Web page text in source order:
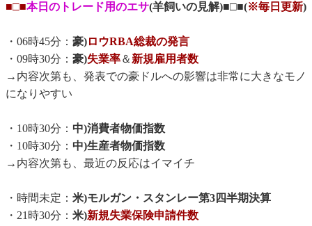
■□■本日のトレード用のエサ(羊飼いの見解)■□■(※毎日更新)
・06時45分： 豪)ロウRBA総裁の発言
・09時30分： 豪)失業率＆新規雇用者数
→内容次第も、発表での豪ドルへの影響は非常に大きなモノ
になりやすい
・10時30分： 中)消費者物価指数
・10時30分： 中)生産者物価指数
→内容次第も、最近の反応はイマイチ
・時間未定： 米)モルガン・スタンレー第3四半期決算
・21時30分： 米)新規失業保険申請件数